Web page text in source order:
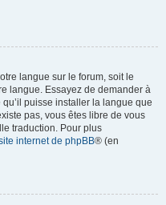
langue sur le forum, soit le
langue. Essayez de demander à
puisse installer la langue que
pas, vous êtes libre de vous
traduction. Pour plus
internet de phpBB® (en